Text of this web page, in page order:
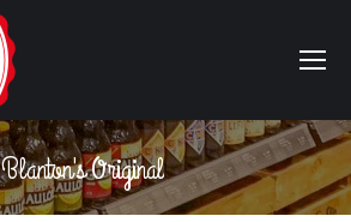
Blanton's Original
Vous êtes ici :